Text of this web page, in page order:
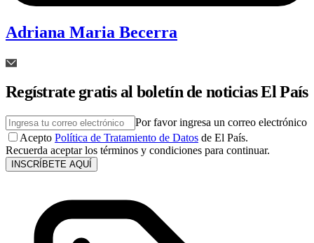
Adriana Maria Becerra
Regístrate gratis al boletín de noticias El País
Por favor ingresa un correo electrónico
Acepto Política de Tratamiento de Datos de El País.
Recuerda aceptar los términos y condiciones para continuar.
INSCRÍBETE AQUÍ